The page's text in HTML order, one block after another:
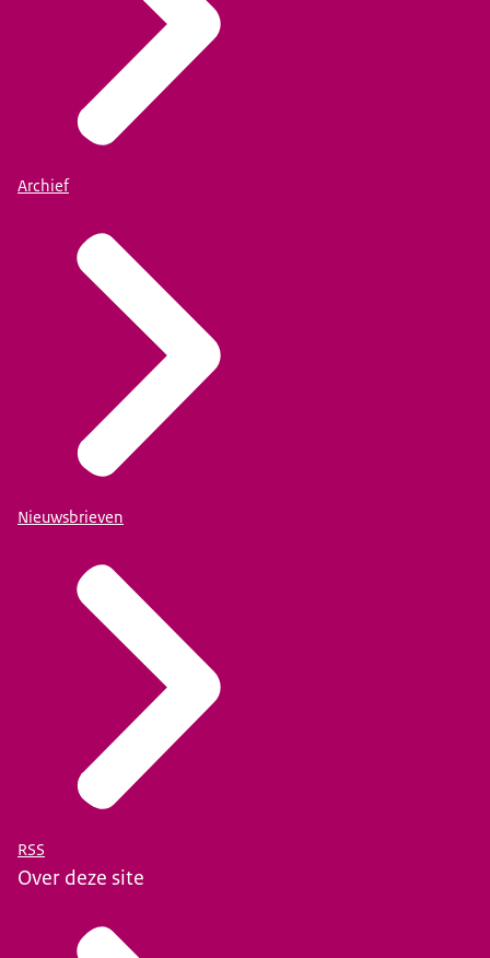
Archief
Nieuwsbrieven
RSS
Over deze site